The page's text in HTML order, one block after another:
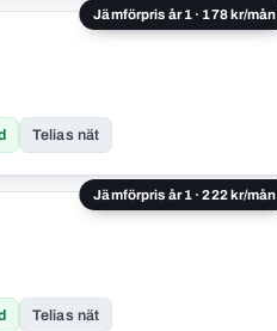
Jämförpris år 1 · 178 kr/mån
Telias nät
Jämförpris år 1 · 222 kr/mån
Telias nät